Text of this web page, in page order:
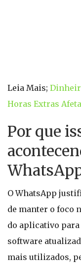
Leia Mais;
Horas Extras
Por que
O WhatsApp
de manter o foco
do aplicativo
software
mais utilizados,